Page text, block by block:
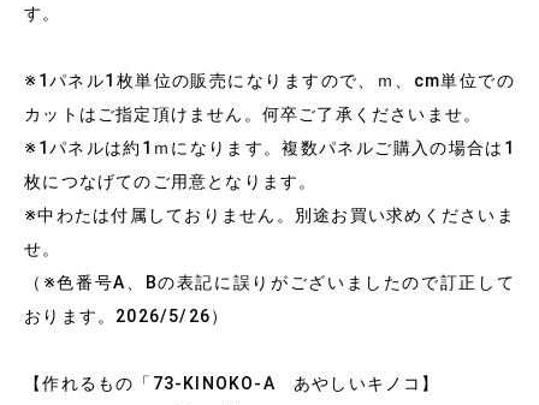
す。
※1パネル1枚単位の販売になりますので、ｍ、cm単位での
カットはご指定頂けません。何卒ご了承くださいませ。
※1パネルは約1ｍになります。複数パネルご購入の場合は1
枚につなげてのご用意となります。
※中わたは付属しておりません。別途お買い求めくださいま
せ。
（※色番号A、Bの表記に誤りがございましたので訂正して
おります。2026/5/26）
【作れるもの「73-KINOKO-A あやしいキノコ】